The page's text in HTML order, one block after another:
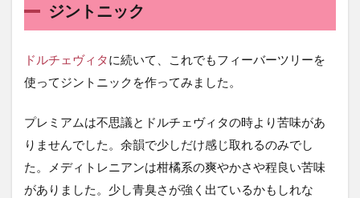
ジントニック
ドルチェヴィタに続いて、これでもフィーバーツリーを
使ってジントニックを作ってみました。
プレミアムは不思議とドルチェヴィタの時より苦味があ
りませんでした。余韻で少しだけ感じ取れるのみでし
た。メディトレニアンは柑橘系の爽やかさや程良い苦味
がありました。少し青臭さが強く出ているかもしれな